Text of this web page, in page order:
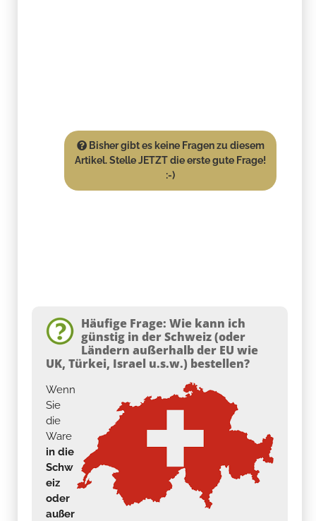
Bisher gibt es keine Fragen zu diesem
Artikel. Stelle JETZT die erste gute Frage!
:-)
Häufige Frage: Wie kann ich
günstig in der Schweiz (oder
Ländern außerhalb der EU wie
UK, Türkei, Israel u.s.w.) bestellen?
Wenn
Sie
die
Ware
in die
Schw
eiz
oder
außer